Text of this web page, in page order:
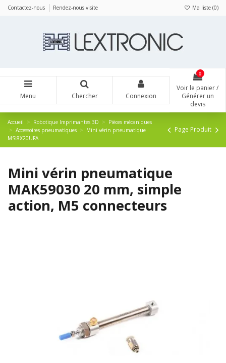
Contactez-nous Rendez-nous visite Ma liste (0)
Menu Chercher Connexion
0
Voir le panier /
Générer un
devis
Accueil Robotique Imprimantes 3D
Pièces mécaniques
Accessoires pneumatiques
Mini vérin pneumatique
MSI8X20UFA
Page Produit
Mini vérin pneumatique
MAK59030 20 mm, simple
action, M5 connecteurs
Panneau de gestion des cookies